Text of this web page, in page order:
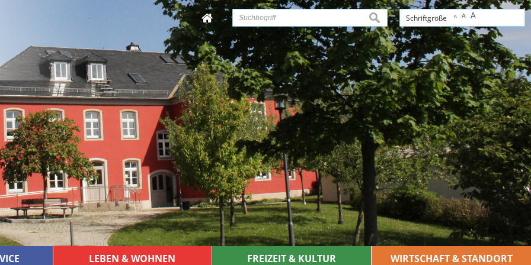
Schriftgröße A A A
suchen
LEBEN & WOHNEN FREIZEIT & KULTUR WIRTSCHAFT & STANDORT